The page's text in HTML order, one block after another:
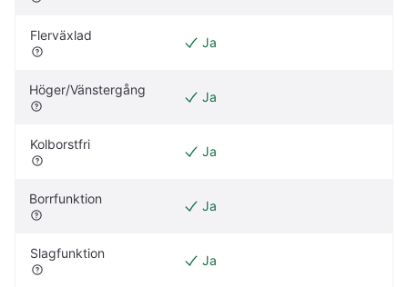
Flerväxlad Ja
Höger/Vänstergång Ja
Kolborstfri Ja
Borrfunktion Ja
Slagfunktion Ja